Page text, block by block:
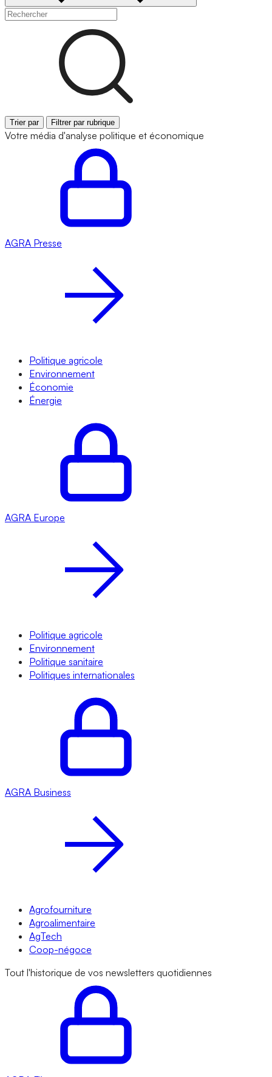
Trier par Filtrer par rubrique
Votre média d'analyse politique et économique
AGRA Presse
Politique agricole
Environnement
Économie
Énergie
AGRA Europe
Politique agricole
Environnement
Politique sanitaire
Politiques internationales
AGRA Business
Agrofourniture
Agroalimentaire
AgTech
Coop-négoce
Tout l'historique de vos newsletters quotidiennes